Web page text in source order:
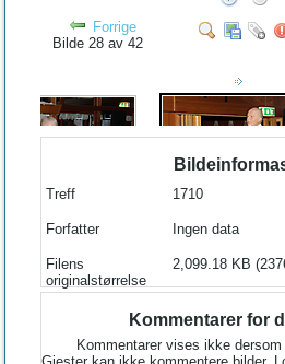
Forrige
Bilde 28 av 42
Treff 1710
Forfatter Ingen data
Filens
originalstørrelse
2,099.18 KB
Kommentarer for
Kommentarer vises ikke